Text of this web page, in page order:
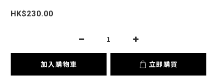
HK$230.00
加入購物車 立即購買